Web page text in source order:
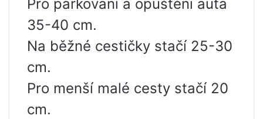
Pro parkování a opuštění auta
35-40 cm.
Na běžné cestičky stačí 25-30
cm.
Pro menší malé cesty stačí 20
cm.